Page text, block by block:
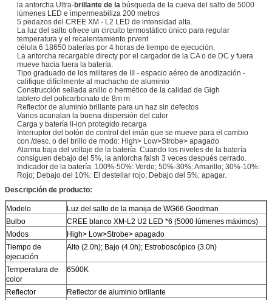
la antorcha Ultra-brillante de la búsqueda de la cueva del salto de 5000
lúmenes LED e impermeabiliza 200 metros
5 pedazos del CREE XM - L2 LED de intensidad alta.
La luz del salto ofrece un circuito termostático único para regular
temperatura y el recalentamiento prvent
célula 6 18650 baterías por 4 horas de tiempo de ejecución.
La antorcha recargable directy por el cargador de la CA o de DC y fuera
mueve hacia fuera la batería.
Tipo graduado de los militares de III - espacio aéreo de anodización -
califique difícilmente al muchacho de aluminio
Construcción sellada anillo o hermético de la calidad de Gigh
tablero del policarbonato de 8m m
Reflector de aluminio brillante para un haz sin defectos
Varios acanalan la buena dispersión del calor
Carga y batería li-ion protegido recarga
Interruptor del botón de control del imán que se mueve para el cambio
con./desc. o del brillo de modo: High> Low>Strobe> apagado
Alarma baja del voltaje de la batería. Cuando los niveles de la batería
consiguen debajo del 5%, la antorcha falsh 3 veces después cerrado.
Indicador de la batería: 100%-50%: Verde; 50%-30%: Amarillo; 30%-10%:
Rojo; Debajo del 10%: El destellar rojo; Debajo del 5%: apagar.
Descripción de producto:
Modelo
Luz del salto de la manija de WG66 Goodman
Bulbo
CREE blanco XM-L2 U2 LED *6 (5000 lúmenes máximos)
Modos
High> Low>Strobe> apagado
Tiempo de
ejecución
Alto (2.0h); Bajo (4.0h); Estroboscópico (3.0h)
Temperatura de
color
6500K
Reflector
Reflector de aluminio brillante